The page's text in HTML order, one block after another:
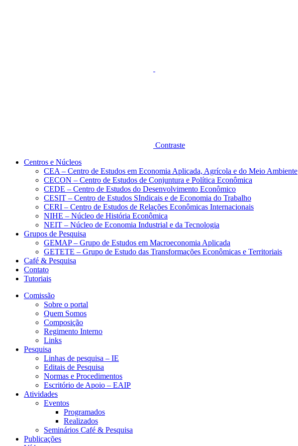
Contraste
Centros e Núcleos
CEA – Centro de Estudos em Economia Aplicada, Agrícola e do Meio Ambiente
CECON – Centro de Estudos de Conjuntura e Política Econômica
CEDE – Centro de Estudos do Desenvolvimento Econômico
CESIT – Centro de Estudos SIndicais e de Economia do Trabalho
CERI – Centro de Estudos de Relações Econômicas Internacionais
NIHE – Núcleo de História Econômica
NEIT – Núcleo de Economia Industrial e da Tecnologia
Grupos de Pesquisa
GEMAP – Grupo de Estudos em Macroeconomia Aplicada
GETETE – Grupo de Estudo das Transformações Econômicas e Territoriais
Café & Pesquisa
Contato
Tutoriais
Comissão
Sobre o portal
Quem Somos
Composição
Regimento Interno
Links
Pesquisa
Linhas de pesquisa – IE
Editais de Pesquisa
Normas e Procedimentos
Escritório de Apoio – EAIP
Atividades
Eventos
Programados
Realizados
Seminários Café & Pesquisa
Publicações